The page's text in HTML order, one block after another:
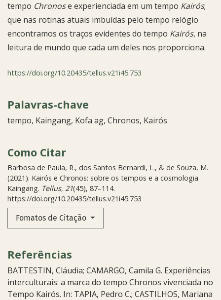
Palavras-chave
tempo Kaingang Kofa ag Chronos Kairós
Como Citar
Barbosa de Paula, R., dos Santos Bernardi, L., & de Souza, M.
(2021). Kairós e Chronos: sobre os tempos e a cosmologia
Kaingang. Tellus, 21(45), 87–114.
https://doi.org/10.20435/tellus.v21i45.753
Fomatos de Citação
tempo Chronose experienciada em um tempo Kairós;
que nas rotinas atuais imbuídas pelo tempo relógio
encontramos os traços evidentes do tempo Kairós, na
leitura de mundo que cada um deles nos proporciona.
https://doi.org/10.20435/tellus.v21i45.753
Referências
BATTESTIN, Cláudia; CAMARGO, Camila G. Experiências
interculturais: a marca do tempo Chronos vivenciada no
Tempo Kairós. In: TAPIA, Pedro C.; CASTILHOS, Mariana